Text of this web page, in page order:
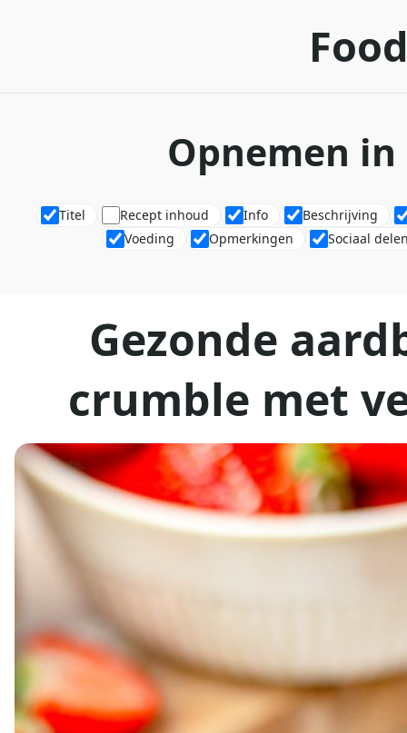
Opnemen
Titel Recept inhoud Info
Beschrijving
Voeding
Opmerkingen Sociaal
Gezonde
crumble met